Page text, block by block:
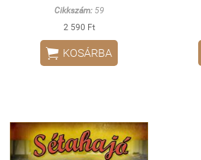
Cikkszám:59
2 590 Ft
 KOSÁRBA